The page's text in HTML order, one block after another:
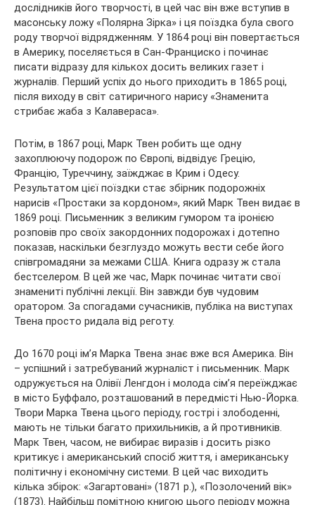
дослідників його творчості, в цей час він вже вступив в
масонську ложу «Полярна Зірка» і ця поїздка була свого
роду творчої відрядженням. У 1864 році він повертається
в Америку, поселяється в Сан-Франциско і починає
писати відразу для кількох досить великих газет і
журналів. Перший успіх до нього приходить в 1865 році,
після виходу в світ сатиричного нарису «Знаменита
стрибає жаба з Калавераса».
Потім, в 1867 році, Марк Твен робить ще одну
захоплюючу подорож по Європі, відвідує Грецію,
Францію, Туреччину, заїжджає в Крим і Одесу.
Результатом цієї поїздки стає збірник подорожніх
нарисів «Простаки за кордоном», який Марк Твен видає в
1869 році. Письменник з великим гумором та іронією
розповів про своїх закордонних подорожах і дотепно
показав, наскільки безглуздо можуть вести себе його
співгромадяни за межами США. Книга одразу ж стала
бестселером. В цей же час, Марк починає читати свої
знамениті публічні лекції. Він завжди був чудовим
оратором. За спогадами сучасників, публіка на виступах
Твена просто ридала від реготу.
До 1670 році ім’я Марка Твена знає вже вся Америка. Він
– успішний і затребуваний журналіст і письменник. Марк
одружується на Олівії Ленгдон і молода сім’я переїжджає
в місто Буффало, розташований в передмісті Нью-Йорка.
Твори Марка Твена цього періоду, гострі і злободенні,
мають не тільки багато прихильників, а й противників.
Марк Твен, часом, не вибирає виразів і досить різко
критикує і американський спосіб життя, і американську
політичну і економічну системи. В цей час виходить
кілька збірок: «Загартовані» (1871 р.), «Позолочений вік»
(1873). Найбільш помітною книгою цього періоду можна